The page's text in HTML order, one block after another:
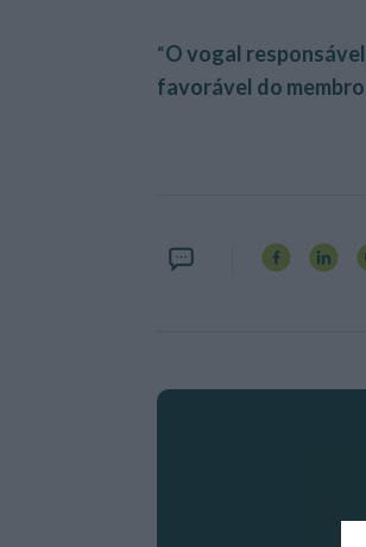
“O vogal
favorável do